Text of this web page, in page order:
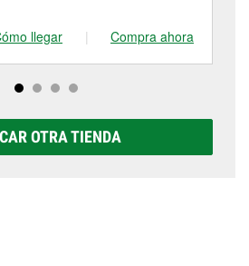
más información.
llegar | Compra ahora
OTRA TIENDA